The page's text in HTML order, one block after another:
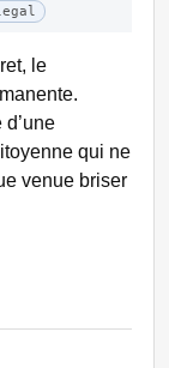
le
qui ne
venue briser